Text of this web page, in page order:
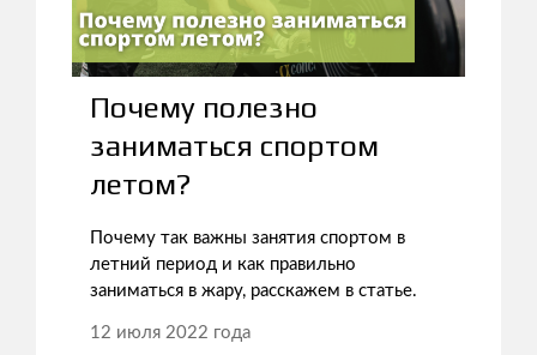
Почему полезно
заниматься спортом
летом?
Почему так важны занятия спортом в
летний период и как правильно
заниматься в жару, расскажем в статье.
12 июля 2022 года